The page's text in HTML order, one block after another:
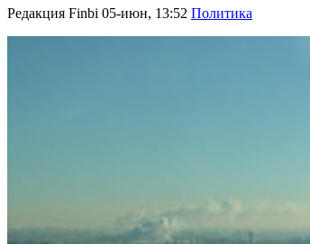
Редакция Finbi 05-июн, 13:52 Политика